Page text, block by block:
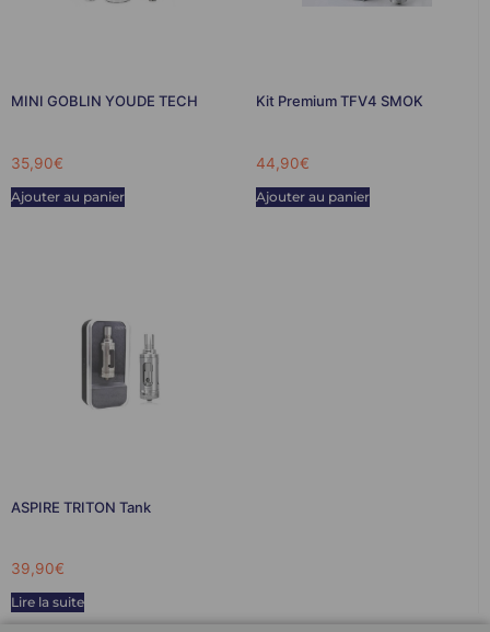
MINI GOBLIN YOUDE TECH
35,90€
Ajouter au panier
Kit Premium TFV4 SMOK
44,90€
Ajouter au panier
ASPIRE TRITON Tank
39,90€
Lire la suite